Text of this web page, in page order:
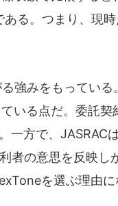
る。つまり、現
強みをもっている
いる点だ。委託
一方で、JASRAC
者の意思を反映し
を選ぶ理由に